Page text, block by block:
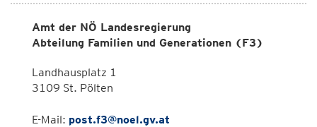
Amt der NÖ Landesregierung
Abteilung Familien und Generationen (F3)
Landhausplatz 1
3109 St. Pölten
E-Mail: post.f3@noel.gv.at